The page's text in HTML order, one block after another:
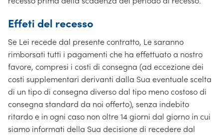
Effeti del recesso
Se Lei recede dal presente contratto, Le saranno
rimborsati tutti i pagamenti che ha effettuato a nostro
favore, compresi i costi di consegna (ad eccezione dei
costi supplementari derivanti dalla Sua eventuale scelta
di un tipo di consegna diverso dal tipo meno costoso di
consegna standard da noi offerto), senza indebito
ritardo e in ogni caso non oltre 14 giorni dal giorno in cui
siamo informati della Sua decisione di recedere dal